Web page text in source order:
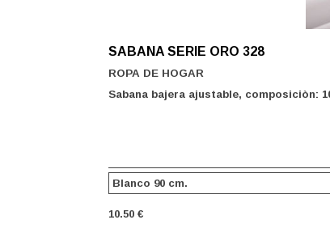
SABANA SERIE ORO 328
ROPA DE HOGAR
Sabana bajera ajustable, composiciòn:
10.50 €